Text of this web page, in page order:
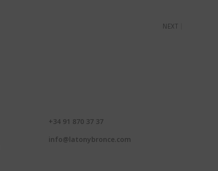
NEXT
+34 91 870 37 37
info@latonybronce.com